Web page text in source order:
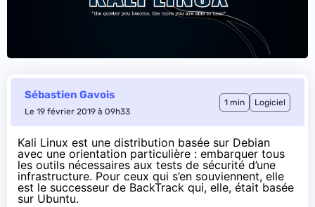
Sébastien Gavois
Le 19 février 2019 à 09h33
1 min Logiciel
Kali Linux est une distribution basée sur Debian
avec une orientation particulière : embarquer tous
les outils nécessaires aux tests de sécurité d’une
infrastructure. Pour ceux qui s’en souviennent, elle
est le successeur de BackTrack qui, elle, était basée
sur Ubuntu.